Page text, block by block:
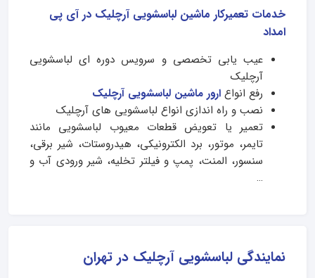
خدمات تعمیرکار ماشین لباسشویی آرچلیک در آی پی
امداد
عیب یابی تخصصی و سرویس دوره ای لباسشویی
آرچلیک
رفع انواع ارور ماشین لباسشویی آرچلیک
نصب و راه اندازی انواع لباسشویی های آرچلیک
تعمیر یا تعویض قطعات معیوب لباسشویی مانند
تایمر، موتور، برد الکترونیکی، هیدروستات، شیر برقی،
سنسور، المنت، پمپ و فیلتر تخلیه، شیر ورودی آب و
…
نمایندگی لباسشویی آرچلیک در تهران